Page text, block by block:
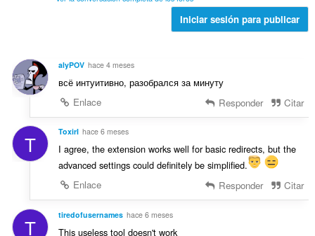
i
s
i
o
:
l
o
c
i
o
n
:
Iniciar sesión para publicar
alyPOV hace 4 meses
всё интуитивно, разобрался за минуту
Enlace
Responder Citar
T ToxirI hace 6 meses
I agree, the extension works well for basic redirects, but the
advanced settings could definitely be simplified.
Enlace
Responder Citar
T tiredofusernames hace 6 meses
This useless tool doesn't work